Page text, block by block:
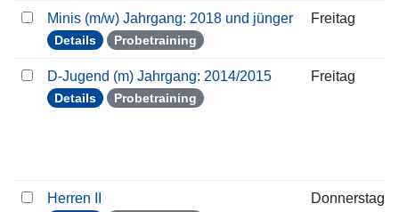
Minis (m/w) Jahrgang: 2018 und jünger
Details Probetraining
Freitag
D-Jugend (m) Jahrgang: 2014/2015
Details Probetraining
Freitag
Herren II Donnerstag